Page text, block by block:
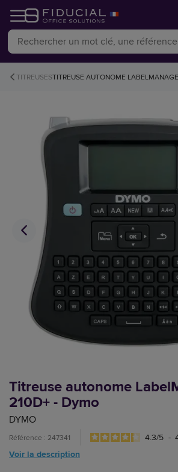
TITREUSESTITREUSE AUTONOME
Titreuse autonome
210D+ - Dymo
DYMO
Référence : 247341 4.3/5 -
Voir la description